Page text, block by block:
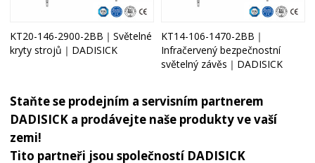
KT20-146-2900-2BB｜Světelné
kryty strojů｜DADISICK
KT14-106-1470-2BB｜
Infračervený bezpečnostní
světelný závěs｜DADISICK
Staňte se prodejním a servisním partnerem
DADISICK a prodávejte naše produkty ve vaší
zemi!
Tito partneři jsou společností DADISICK